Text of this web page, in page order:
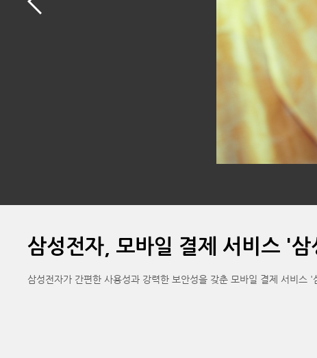
삼성전자, 모바일 결제 서비스 '삼
삼성전자가 간편한 사용성과 강력한 보안성을 갖춘 모바일 결제 서비스